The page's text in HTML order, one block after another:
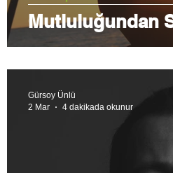
Mutluluğundan
Gürsoy Ünlü
2 Mar
4 dakikada okunur